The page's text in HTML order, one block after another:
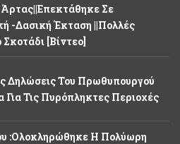
Σε
-δασική Έκταση ||Πολλές
[βίντεο]
Δηλώσεις Του Πρωθυπουργού
Τις Πυρόπληκτες Περιοχές
:Ολοκληρώθηκε Η Πολύωρη